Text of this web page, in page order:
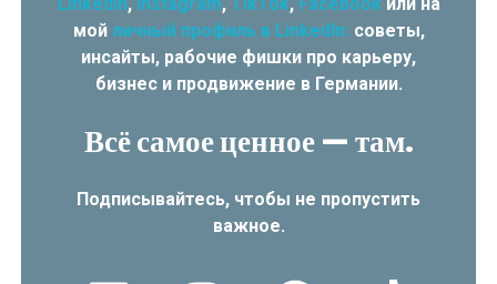
мой личный профиль в LinkedIn: советы,
инсайты, рабочие фишки про карьеру,
бизнес и продвижение в Германии.
Всё самое ценное — там.
Подписывайтесь, чтобы не пропустить
важное.